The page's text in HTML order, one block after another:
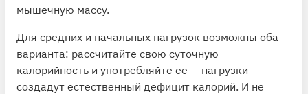
мышечную массу.
Для средних и начальных нагрузок возможны оба
варианта: рассчитайте свою суточную
калорийность и употребляйте ее — нагрузки
создадут естественный дефицит калорий. И не